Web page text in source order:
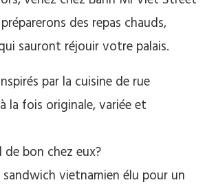
des repas chauds,
sauront réjouir votre palais.
par la cuisine de rue
la fois originale, variée et
de bon chez eux?
sandwich vietnamien élu pour un